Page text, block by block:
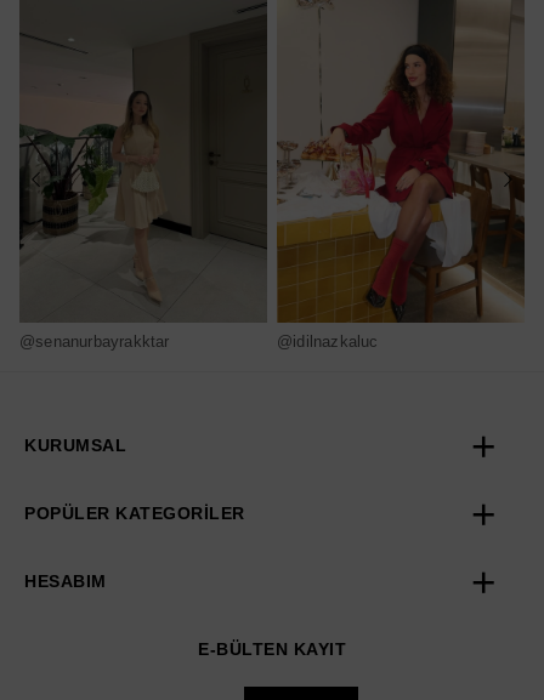
@senanurbayrakktar @idilnazkaluc
KURUMSAL
POPÜLER KATEGORİLER
HESABIM
E-BÜLTEN KAYIT